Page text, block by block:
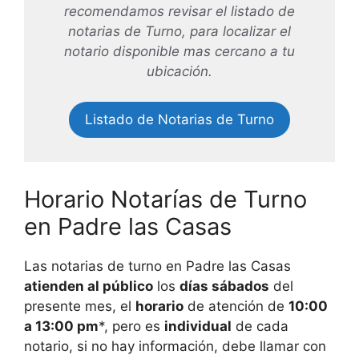
recomendamos revisar el listado de
notarias de Turno, para localizar el
notario disponible mas cercano a tu
ubicación.
Listado de Notarias de Turno
Horario Notarías de Turno
en Padre las Casas
Las notarias de turno en Padre las Casas
atienden al público los días sábados del
presente mes, el horario de atención de 10:00
a 13:00 pm*, pero es individual de cada
notario, si no hay información, debe llamar con